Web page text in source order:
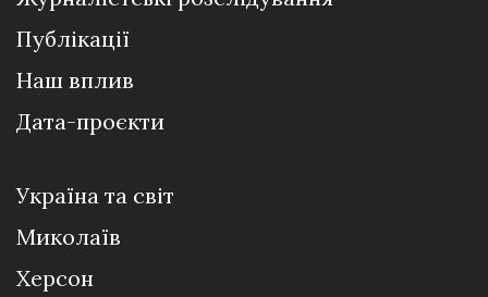
Публікації
Наш вплив
Дата-проєкти
Україна та світ
Миколаїв
Херсон